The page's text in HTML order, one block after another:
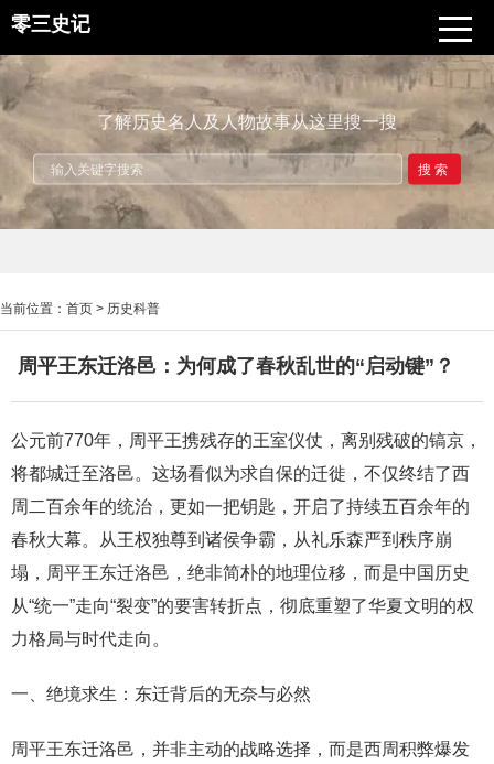
零三史记
了解历史名人及人物故事从这里搜一搜
搜索
当前位置： 首页 > 历史科普
周平王东迁洛邑：为何成了春秋乱世的“启动键”？
公元前770年，周平王携残存的王室仪仗，离别残破的镐京，
将都城迁至洛邑。这场看似为求自保的迁徙，不仅终结了西
周二百余年的统治，更如一把钥匙，开启了持续五百余年的
春秋大幕。从王权独尊到诸侯争霸，从礼乐森严到秩序崩
塌，周平王东迁洛邑，绝非简朴的地理位移，而是中国历史
从“统一”走向“裂变”的要害转折点，彻底重塑了华夏文明的权
力格局与时代走向。
一、绝境求生：东迁背后的无奈与必然
周平王东迁洛邑，并非主动的战略选择，而是西周积弊爆发